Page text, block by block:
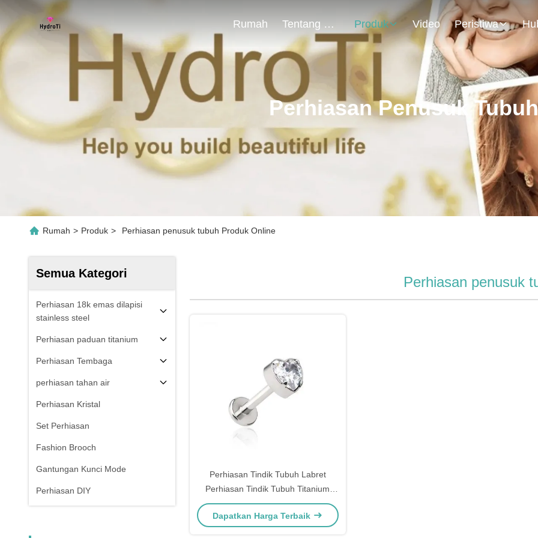
Rumah Tentang Kami Produk Video Peristiwa
Perhiasan Penusuk Tubuh
Rumah > Produk > Perhiasan penusuk tubuh Produk Online
Semua Kategori
Perhiasan 18k emas dilapisi
stainless steel
Perhiasan paduan titanium
Perhiasan Tembaga
perhiasan tahan air
Perhiasan Kristal
Set Perhiasan
Fashion Brooch
Gantungan Kunci Mode
Perhiasan DIY
Perhiasan penusuk
Perhiasan Tindik Tubuh Labret
Perhiasan Tindik Tubuh Titanium
Stud Bibir Pin Dorong Tanpa Ulir
Dapatkan Harga Terbaik